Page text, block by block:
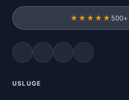
★★★★★ 500+
USLUGE